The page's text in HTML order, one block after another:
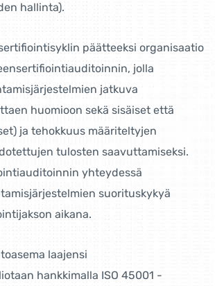
hallinta).
päätteeksi organisaatio
jolla
jatkuva
huomioon sekä sisäiset että
ja tehokkuus määriteltyjen
tulosten saavuttamiseksi.
yhteydessä
suorituskykyä
aikana.
laajensi
hankkimalla ISO 45001 -